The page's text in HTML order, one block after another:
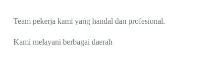
Team pekerja kami yang handal dan profesional.
Kami melayani berbagai daerah